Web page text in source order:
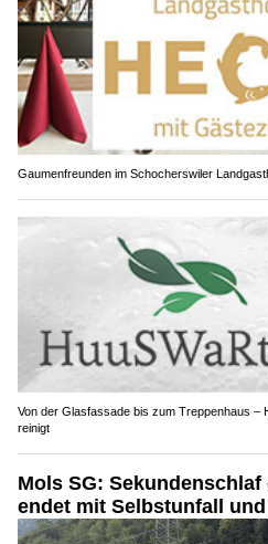
Gaumenfreunden im Schocherswiler
Von der Glasfassade bis zum Treppenhaus –
reinigt
Mols SG:
endet mit Selbstunfall